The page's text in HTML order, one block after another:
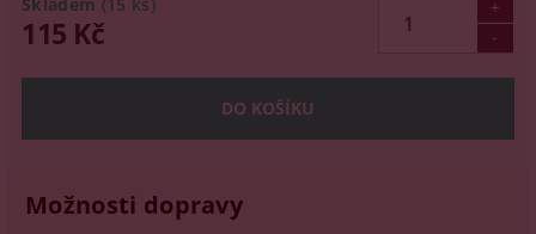
115 Kč
Možnosti dopravy